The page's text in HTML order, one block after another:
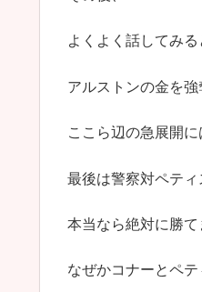
よくよく話してみる
アルストンの金を
ここら辺の急展開
最後は警察対ペティ
本当なら絶対に勝て
なぜかコナーとペ